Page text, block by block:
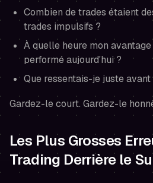
Combien de trades étaient
trades impulsifs ?
À quelle heure mon
performé aujourd'hui ?
Que ressentais-je juste
Gardez-le court. Gardez-le
Les Plus Grosses
Trading Derrière le